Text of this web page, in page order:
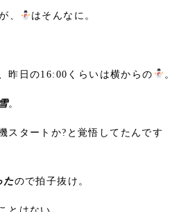
、 はそんなに。
昨日の16:00くらいは横からの 。
。
スタートか?と覚悟してたんです
たので拍子抜け。